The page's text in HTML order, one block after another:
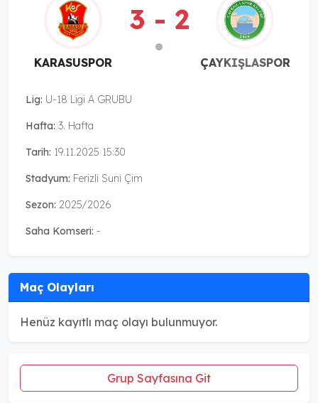
KARASUSPOR
3 - 2
ÇAYKIŞLASPOR
Lig: U-18 Ligi A GRUBU
Hafta: 3. Hafta
Tarih: 19.11.2025 15:30
Stadyum: Ferizli Suni Çim
Sezon: 2025/2026
Saha Komseri: -
Maç Olayları
Henüz kayıtlı maç olayı bulunmuyor.
Grup Sayfasına Git